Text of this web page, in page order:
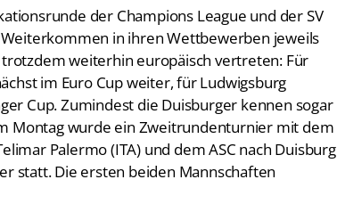
der Champions League und der SV
in ihren Wettbewerben jeweils
weiterhin europäisch vertreten: Für
im Euro Cup weiter, für Ludwigsburg
Cup. Zumindest die Duisburger kennen sogar
Montag wurde ein Zweitrundenturnier mit dem
Palermo (ITA) und dem ASC nach Duisburg
statt. Die ersten beiden Mannschaften